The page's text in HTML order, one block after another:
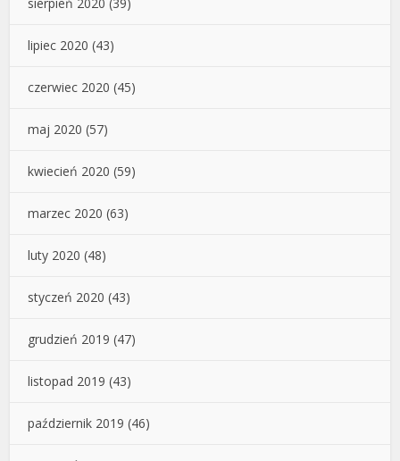
lipiec 2020 (43)
czerwiec 2020 (45)
maj 2020 (57)
kwiecień 2020 (59)
marzec 2020 (63)
luty 2020 (48)
styczeń 2020 (43)
grudzień 2019 (47)
listopad 2019 (43)
październik 2019 (46)